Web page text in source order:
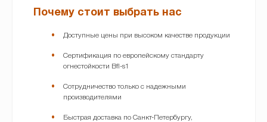
Почему стоит выбрать нас
Доступные цены при высоком качестве продукции
Сертификация по европейскому стандарту
огнестойкости Bfl-s1
Сотрудничество только с надежными
производителями
Быстрая доставка по Санкт-Петербургу,